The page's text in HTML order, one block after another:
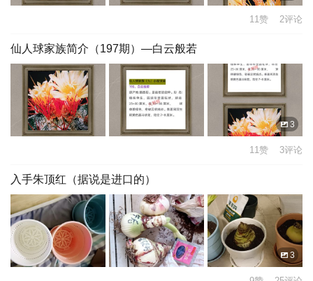
11赞 2评论
仙人球家族简介（197期）—白云般若
3
11赞 3评论
入手朱顶红（据说是进口的）
3